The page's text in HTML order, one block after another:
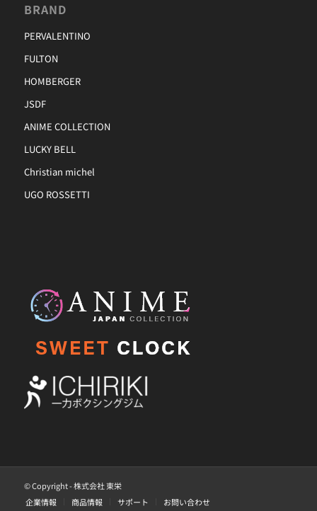
BRAND
PERVALENTINO
FULTON
HOMBERGER
JSDF
ANIME COLLECTION
LUCKY BELL
Christian michel
UGO ROSSETTI
© Copyright - 株式会社 東栄
企業情報
商品情報 サポート お問い合わせ